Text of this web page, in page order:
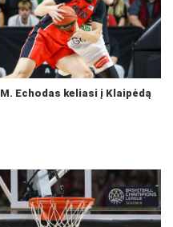
M. Echodas keliasi į Klaipėdą